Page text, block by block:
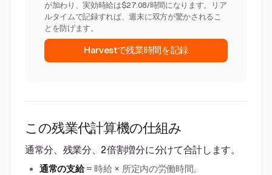
が加わり、実効時給は$27.08/時間になります。リア
ルタイムで記録すれば、週末に双方が驚かされるこ
とを防げます。
Harvestで残業時間を記録
この残業代計算機の仕組み
通常分、残業分、2倍割増分に分けて合計します。
通常の支給= 時給 × 所定内の労働時間。